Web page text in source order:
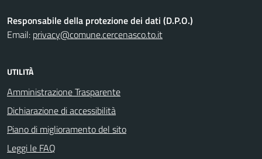
Responsabile della protezione dei dati (D.P.O.)
Email: privacy@comune.cercenasco.to.it
UTILITÀ
Amministrazione Trasparente
Dichiarazione di accessibilità
Piano di miglioramento del sito
Leggi le FAQ